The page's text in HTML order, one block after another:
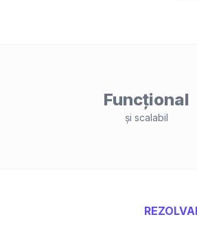
Funcțional
și scalabil